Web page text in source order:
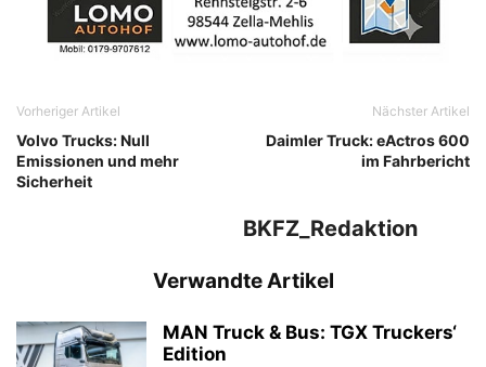
Vorheriger Artikel
Volvo Trucks: Null
Emissionen und mehr
Sicherheit
Nächster Artikel
Daimler Truck: eActros 600
im Fahrbericht
BKFZ_Redaktion
Verwandte Artikel
MAN Truck & Bus: TGX Truckers‘
Edition